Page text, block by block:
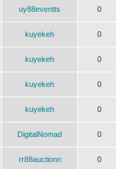
uy88eventts 0
kuyekeh 0
kuyekeh 0
kuyekeh 0
kuyekeh 0
DigitalNomad 0
rr88auctionn 0